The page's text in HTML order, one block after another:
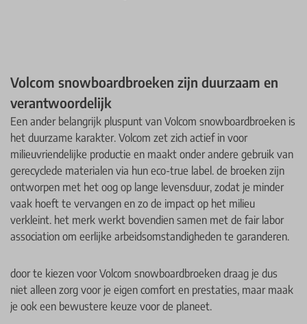
Volcom snowboardbroeken zijn duurzaam en
verantwoordelijk
Een ander belangrijk pluspunt van Volcom snowboardbroeken is
het duurzame karakter. Volcom zet zich actief in voor
milieuvriendelijke productie en maakt onder andere gebruik van
gerecyclede materialen via hun eco-true label. de broeken zijn
ontworpen met het oog op lange levensduur, zodat je minder
vaak hoeft te vervangen en zo de impact op het milieu
verkleint. het merk werkt bovendien samen met de fair labor
association om eerlijke arbeidsomstandigheden te garanderen.
door te kiezen voor Volcom snowboardbroeken draag je dus
niet alleen zorg voor je eigen comfort en prestaties, maar maak
je ook een bewustere keuze voor de planeet.